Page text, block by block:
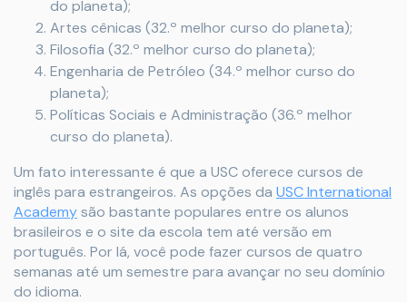
do planeta);
Artes cênicas (32.º melhor curso do planeta);
Filosofia (32.º melhor curso do planeta);
Engenharia de Petróleo (34.º melhor curso do
planeta);
Políticas Sociais e Administração (36.º melhor
curso do planeta).
Um fato interessante é que a USC oferece cursos de
inglês para estrangeiros. As opções da USC International
Academysão bastante populares entre os alunos
brasileiros e o site da escola tem até versão em
português. Por lá, você pode fazer cursos de quatro
semanas até um semestre para avançar no seu domínio
do idioma.